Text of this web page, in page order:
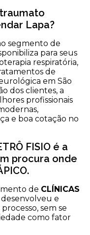
Lapa?
segmento de
para seus
respiratória,
de
em São
dos clientes, a
profissionais
e boa cotação no
FISIO é a
procura onde
de CLÍNICAS
e
sem se
como fator